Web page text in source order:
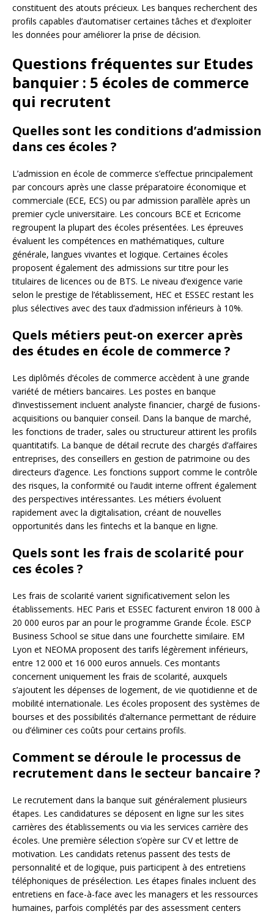
constituent des atouts précieux. Les banques recherchent des
profils capables d’automatiser certaines tâches et d’exploiter
les données pour améliorer la prise de décision.
Questions fréquentes sur Etudes
banquier : 5 écoles de commerce
qui recrutent
Quelles sont les conditions d’admission
dans ces écoles ?
L’admission en école de commerce s’effectue principalement
par concours après une classe préparatoire économique et
commerciale (ECE, ECS) ou par admission parallèle après un
premier cycle universitaire. Les concours BCE et Ecricome
regroupent la plupart des écoles présentées. Les épreuves
évaluent les compétences en mathématiques, culture
générale, langues vivantes et logique. Certaines écoles
proposent également des admissions sur titre pour les
titulaires de licences ou de BTS. Le niveau d’exigence varie
selon le prestige de l’établissement, HEC et ESSEC restant les
plus sélectives avec des taux d’admission inférieurs à 10%.
Quels métiers peut-on exercer après
des études en école de commerce ?
Les diplômés d’écoles de commerce accèdent à une grande
variété de métiers bancaires. Les postes en banque
d’investissement incluent analyste financier, chargé de fusions-
acquisitions ou banquier conseil. Dans la banque de marché,
les fonctions de trader, sales ou structureur attirent les profils
quantitatifs. La banque de détail recrute des chargés d’affaires
entreprises, des conseillers en gestion de patrimoine ou des
directeurs d’agence. Les fonctions support comme le contrôle
des risques, la conformité ou l’audit interne offrent également
des perspectives intéressantes. Les métiers évoluent
rapidement avec la digitalisation, créant de nouvelles
opportunités dans les fintechs et la banque en ligne.
Quels sont les frais de scolarité pour
ces écoles ?
Les frais de scolarité varient significativement selon les
établissements. HEC Paris et ESSEC facturent environ 18 000 à
20 000 euros par an pour le programme Grande École. ESCP
Business School se situe dans une fourchette similaire. EM
Lyon et NEOMA proposent des tarifs légèrement inférieurs,
entre 12 000 et 16 000 euros annuels. Ces montants
concernent uniquement les frais de scolarité, auxquels
s’ajoutent les dépenses de logement, de vie quotidienne et de
mobilité internationale. Les écoles proposent des systèmes de
bourses et des possibilités d’alternance permettant de réduire
ou d’éliminer ces coûts pour certains profils.
Comment se déroule le processus de
recrutement dans le secteur bancaire ?
Le recrutement dans la banque suit généralement plusieurs
étapes. Les candidatures se déposent en ligne sur les sites
carrières des établissements ou via les services carrière des
écoles. Une première sélection s’opère sur CV et lettre de
motivation. Les candidats retenus passent des tests de
personnalité et de logique, puis participent à des entretiens
téléphoniques de présélection. Les étapes finales incluent des
entretiens en face-à-face avec les managers et les ressources
humaines, parfois complétés par des assessment centers